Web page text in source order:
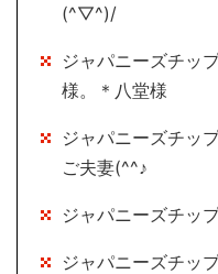
(^▽^)/
ジャパニーズチッ
様。＊八堂様
ジャパニーズチッ
ご夫妻(^^♪
ジャパニーズチッ
ジャパニーズチッ